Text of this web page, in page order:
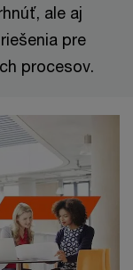
ale aj
pre
procesov.